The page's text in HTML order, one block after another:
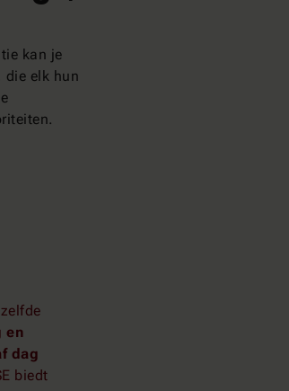
kan je
die elk hun
en
dag
biedt